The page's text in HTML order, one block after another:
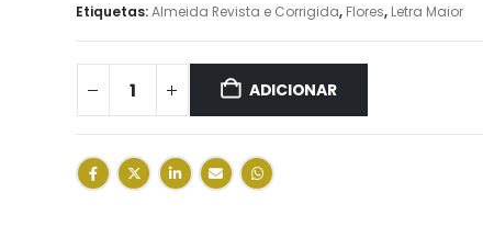
Etiquetas:Almeida Revista e Corrigida, Flores, Letra Maior
ADICIONAR